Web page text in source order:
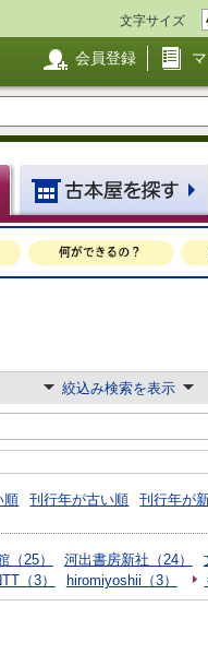
文字サイズ
会員登録
絞込み検索を表示
順 刊行年が古い順 刊行年が
25） 河出書房新社（24）
（3） hiromiyoshii（3）